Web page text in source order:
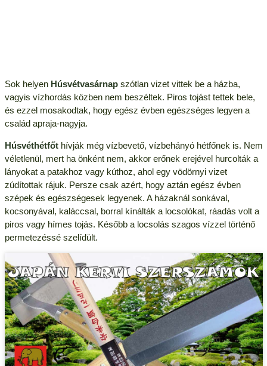
Sok helyen Húsvétvasárnapszótlan vizet vittek be a házba,
vagyis vízhordás közben nem beszéltek. Piros tojást tettek bele,
és ezzel mosakodtak, hogy egész évben egészséges legyen a
család apraja-nagyja.
Húsvéthétfőthívják még vízbevető, vízbehányó hétfőnek is. Nem
véletlenül, mert ha önként nem, akkor erőnek erejével hurcolták a
lányokat a patakhoz vagy kúthoz, ahol egy vödörnyi vizet
zúdítottak rájuk. Persze csak azért, hogy aztán egész évben
szépek és egészségesek legyenek. A házaknál sonkával,
kocsonyával, kaláccsal, borral kínálták a locsolókat, ráadás volt a
piros vagy hímes tojás. Később a locsolás szagos vízzel történő
permetezéssé szelídült.